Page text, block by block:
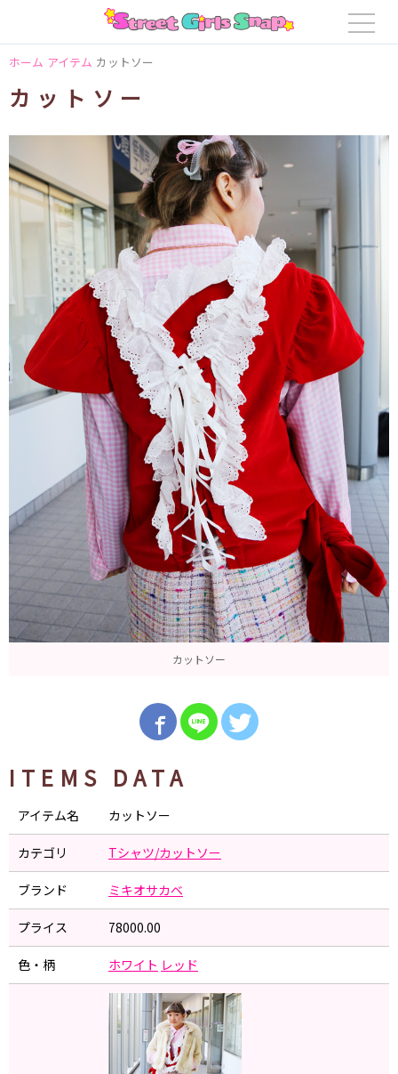
ホーム アイテム カットソー
カットソー
カットソー
ITEMS DATA
アイテム名 カットソー
カテゴリ Tシャツ/カットソー
ブランド ミキオサカベ
プライス 78000.00
色・柄 ホワイト レッド